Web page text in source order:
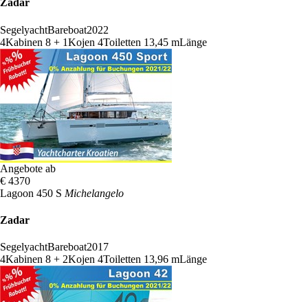
Zadar
SegelyachtBareboat2022
4Kabinen 8 + 1Kojen 4Toiletten 13,45 mLänge
Angebote ab
€ 4370
Lagoon 450 S Michelangelo
Zadar
SegelyachtBareboat2017
4Kabinen 8 + 2Kojen 4Toiletten 13,96 mLänge